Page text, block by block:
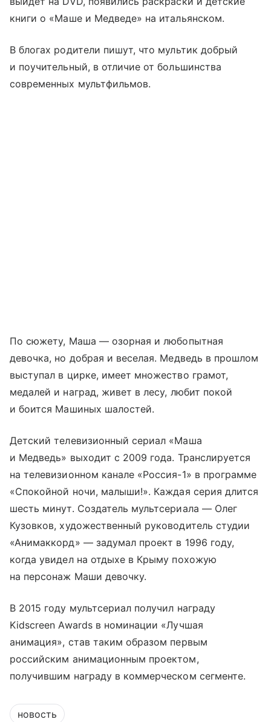
книги о «Маше и Медведе» на итальянском.
В блогах родители пишут, что мультик добрый
и поучительный, в отличие от большинства
современных мультфильмов.
По сюжету, Маша — озорная и любопытная
девочка, но добрая и веселая. Медведь в прошлом
выступал в цирке, имеет множество грамот,
медалей и наград, живет в лесу, любит покой
и боится Машиных шалостей.
Детский телевизионный сериал «Маша
и Медведь» выходит с 2009 года. Транслируется
на телевизионном канале «Россия-1» в программе
«Спокойной ночи, малыши!». Каждая серия длится
шесть минут. Создатель мультсериала — Олег
Кузовков, художественный руководитель студии
«Анимаккорд» — задумал проект в 1996 году,
когда увидел на отдыхе в Крыму похожую
на персонаж Маши девочку.
В 2015 году мультсериал получил награду
Kidscreen Awards в номинации «Лучшая
анимация», став таким образом первым
российским анимационным проектом,
получившим награду в коммерческом сегменте.
новость